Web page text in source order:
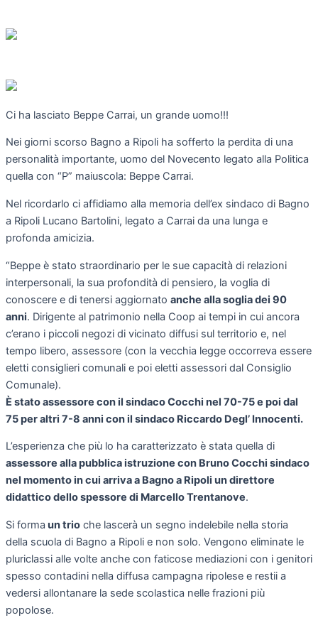
Ci ha lasciato Beppe Carrai, un grande uomo!!!
Nei giorni scorso Bagno a Ripoli ha sofferto la perdita di una
personalità importante, uomo del Novecento legato alla Politica
quella con “P” maiuscola: Beppe Carrai.
Nel ricordarlo ci affidiamo alla memoria dell’ex sindaco di Bagno
a Ripoli Lucano Bartolini, legato a Carrai da una lunga e
profonda amicizia.
“Beppe è stato straordinario per le sue capacità di relazioni
interpersonali, la sua profondità di pensiero, la voglia di
conoscere e di tenersi aggiornato anche alla soglia dei 90
anni. Dirigente al patrimonio nella Coop ai tempi in cui ancora
c’erano i piccoli negozi di vicinato diffusi sul territorio e, nel
tempo libero, assessore (con la vecchia legge occorreva essere
eletti consiglieri comunali e poi eletti assessori dal Consiglio
Comunale).
È stato assessore con il sindaco Cocchi nel 70-75 e poi dal
75 per altri 7-8 anni con il sindaco Riccardo Degl’ Innocenti.
L’esperienza che più lo ha caratterizzato è stata quella di
assessore alla pubblica istruzione con Bruno Cocchi sindaco
nel momento in cui arriva a Bagno a Ripoli un direttore
didattico dello spessore di Marcello Trentanove.
Si forma un trio che lascerà un segno indelebile nella storia
della scuola di Bagno a Ripoli e non solo. Vengono eliminate le
pluriclassi alle volte anche con faticose mediazioni con i genitori
spesso contadini nella diffusa campagna ripolese e restii a
vedersi allontanare la sede scolastica nelle frazioni più
popolose.